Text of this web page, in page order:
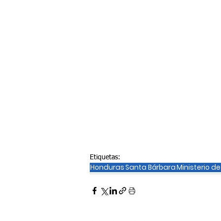
Etiquetas:
HondurasSanta BárbaraMinisterio